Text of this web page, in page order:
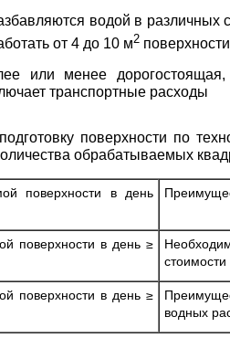
водой в
от 4 до 10 м2
или менее
транспортные расходы
поверхности по
обрабатываемых
поверхности в день
поверхности в день ≥
поверхности в день ≥
водных